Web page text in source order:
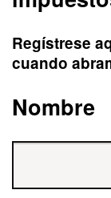
Regístrese
cuando
Nombre